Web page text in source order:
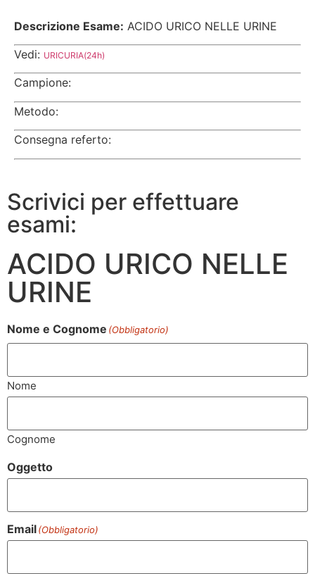
Descrizione Esame: ACIDO URICO NELLE URINE
Vedi: URICURIA(24h)
Campione:
Metodo:
Consegna referto:
Scrivici per effettuare
esami:
ACIDO URICO NELLE
URINE
Nome e Cognome (Obbligatorio)
Nome
Cognome
Oggetto
Email(Obbligatorio)